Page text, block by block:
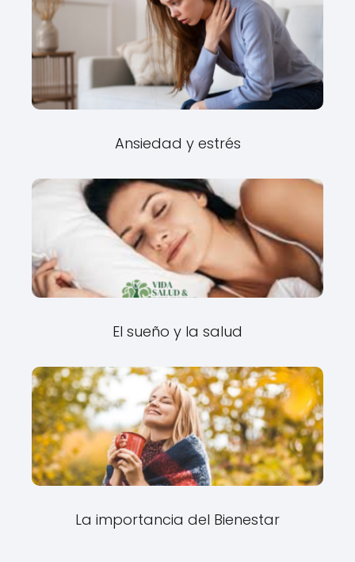
Ansiedad y estrés
El sueño y la salud
La importancia del Bienestar